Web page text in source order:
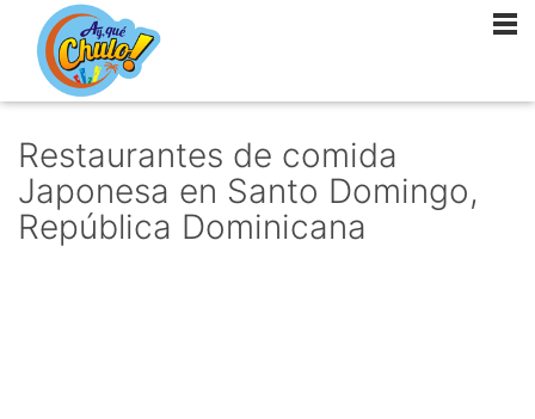
Restaurantes de comida
Japonesa en Santo Domingo,
República Dominicana